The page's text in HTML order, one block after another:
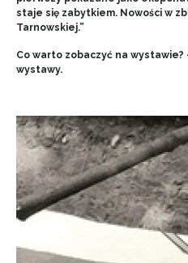
staje się zabytkiem. Nowości w
Tarnowskiej.”
Co warto zobaczyć na
wystawy.